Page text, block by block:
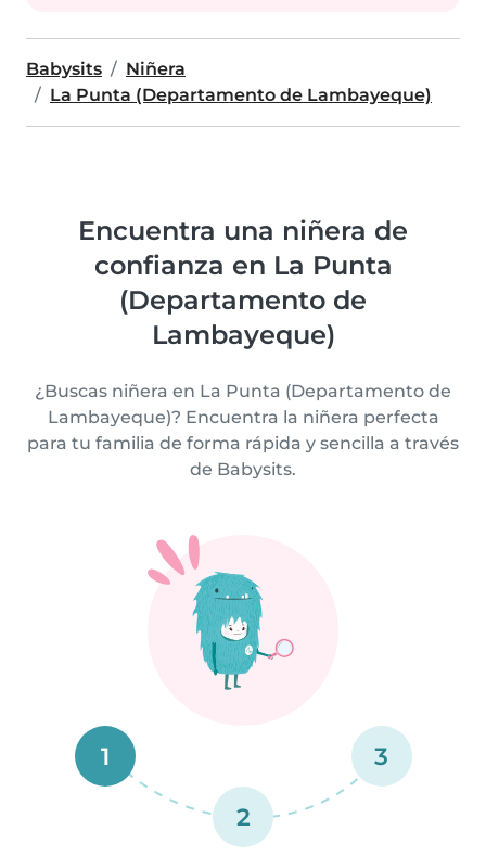
Babysits
Niñera
La Punta (Departamento de Lambayeque)
Encuentra una niñera de
confianza en La Punta
(Departamento de
Lambayeque)
¿Buscas niñera en La Punta (Departamento de
Lambayeque)? Encuentra la niñera perfecta
para tu familia de forma rápida y sencilla a través
de Babysits.
1
2
3